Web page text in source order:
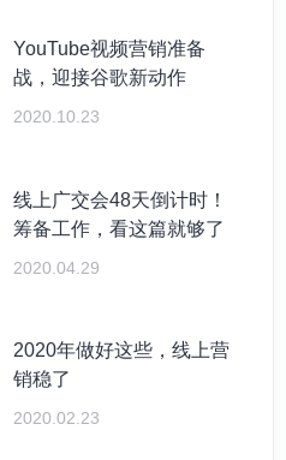
YouTube视频营销准备
战，迎接谷歌新动作
2020.10.23
线上广交会48天倒计时！
筹备工作，看这篇就够了
2020.04.29
2020年做好这些，线上营
销稳了
2020.02.23